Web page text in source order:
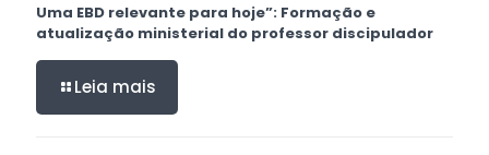
Uma EBD relevante para hoje”: Formação e
atualização ministerial do professor discipulador
Leia mais